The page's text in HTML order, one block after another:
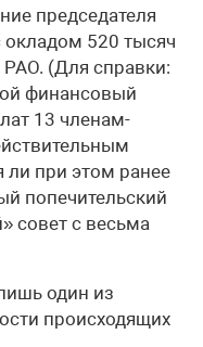
председателя
окладом 520 тысяч
(Для справки:
финансовый
13 членам-
ли при этом ранее
попечительский
совет с весьма
один из
происходящих